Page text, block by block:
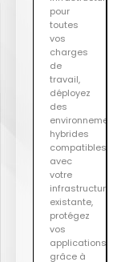
pour
toutes
vos
charges
de
travail,
déployez
des
environnements
hybrides
compatibles
avec
votre
infrastructure
existante,
protégez
vos
applications
grâce à